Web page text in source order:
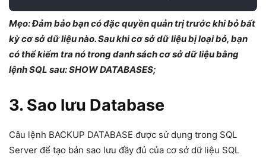
Mẹo: Đảm bảo bạn có đặc quyền quản trị trước khi bỏ bất
kỳ cơ sở dữ liệu nào. Sau khi cơ sở dữ liệu bị loại bỏ, bạn
có thể kiểm tra nó trong danh sách cơ sở dữ liệu bằng
lệnh SQL sau: SHOW DATABASES;
3. Sao lưu Database
Câu lệnh BACKUP DATABASE được sử dụng trong SQL
Server để tạo bản sao lưu đầy đủ của cơ sở dữ liệu SQL